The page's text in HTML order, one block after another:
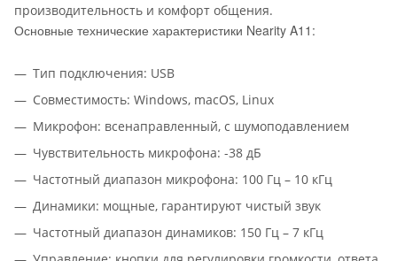
производительность и комфорт общения.
Основные технические характеристики Nearity A11:
Тип подключения: USB
Совместимость: Windows, macOS, Linux
Микрофон: всенаправленный, с шумоподавлением
Чувствительность микрофона: -38 дБ
Частотный диапазон микрофона: 100 Гц – 10 кГц
Динамики: мощные, гарантируют чистый звук
Частотный диапазон динамиков: 150 Гц – 7 кГц